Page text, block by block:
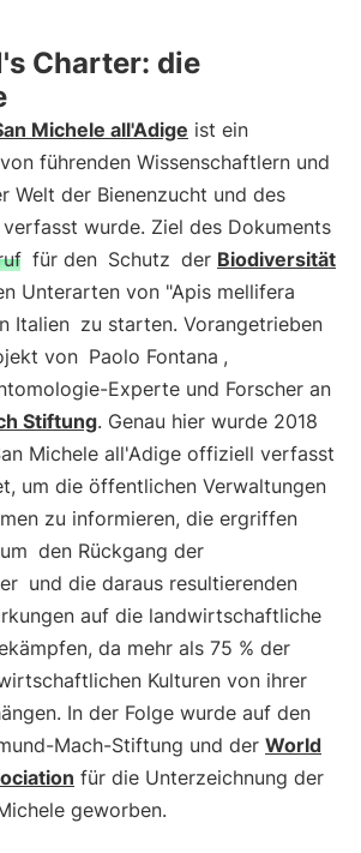
Charter: die
Michele all'Adige ist ein
führenden Wissenschaftlern und
Welt der Bienenzucht und des
wurde. Ziel des Dokuments
für den Schutz der Biodiversität
Unterarten von "Apis mellifera
Italien zu starten. Vorangetrieben
von Paolo Fontana ,
Experte und Forscher an
Stiftung. Genau hier wurde 2018
Michele all'Adige offiziell verfasst
um die öffentlichen Verwaltungen
zu informieren, die ergriffen
den Rückgang der
und die daraus resultierenden
auf die landwirtschaftliche
da mehr als 75 % der
Kulturen von ihrer
In der Folge wurde auf den
Mach-Stiftung und der World
für die Unterzeichnung der
geworben.